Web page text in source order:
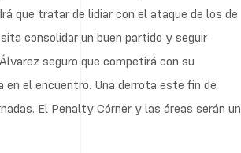
que tratar de lidiar con el ataque de los de
consolidar un buen partido y seguir
seguro que competirá con su
en el encuentro. Una derrota este fin de
El Penalty Córner y las áreas serán un